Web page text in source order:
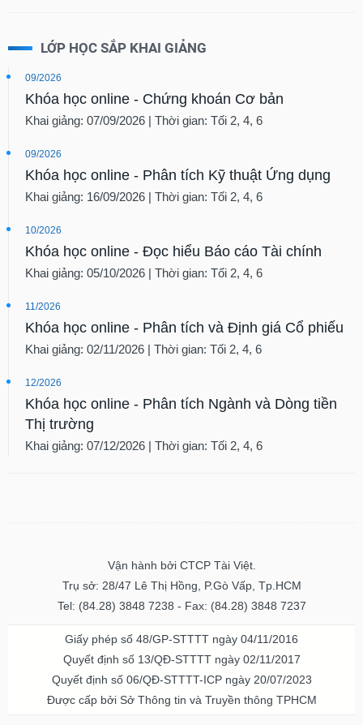
LỚP HỌC SẮP KHAI GIẢNG
09/2026
Khóa học online - Chứng khoán Cơ bản
Khai giảng: 07/09/2026 | Thời gian: Tối 2, 4, 6
09/2026
Khóa học online - Phân tích Kỹ thuật Ứng dụng
Khai giảng: 16/09/2026 | Thời gian: Tối 2, 4, 6
10/2026
Khóa học online - Đọc hiểu Báo cáo Tài chính
Khai giảng: 05/10/2026 | Thời gian: Tối 2, 4, 6
11/2026
Khóa học online - Phân tích và Định giá Cổ phiếu
Khai giảng: 02/11/2026 | Thời gian: Tối 2, 4, 6
12/2026
Khóa học online - Phân tích Ngành và Dòng tiền
Thị trường
Khai giảng: 07/12/2026 | Thời gian: Tối 2, 4, 6
Vận hành bởi CTCP Tài Việt.
Trụ sở: 28/47 Lê Thị Hồng, P.Gò Vấp, Tp.HCM
Tel: (84.28) 3848 7238 - Fax: (84.28) 3848 7237
Giấy phép số 48/GP-STTTT ngày 04/11/2016
Quyết định số 13/QĐ-STTTT ngày 02/11/2017
Quyết định số 06/QĐ-STTTT-ICP ngày 20/07/2023
Được cấp bởi Sở Thông tin và Truyền thông TPHCM